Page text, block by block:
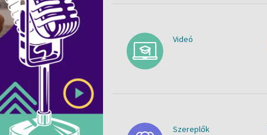
Videó
Szereplők